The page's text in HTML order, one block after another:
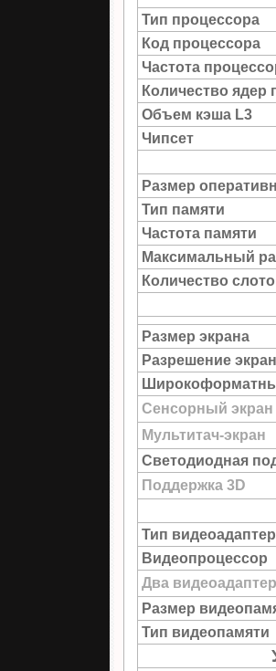
Тип процессора
Код процессора
Частота
Количество ядер
Объем кэша L3
Чипсет
Размер
Тип памяти
Частота памяти
Максимальный
Количество
Размер экрана
Разрешение
Сенсорный экран
Мультитач-экран
Светодиодная
Поддержка 3D
Тип
Видеопроцессор
Два
Размер
Тип видеопамяти